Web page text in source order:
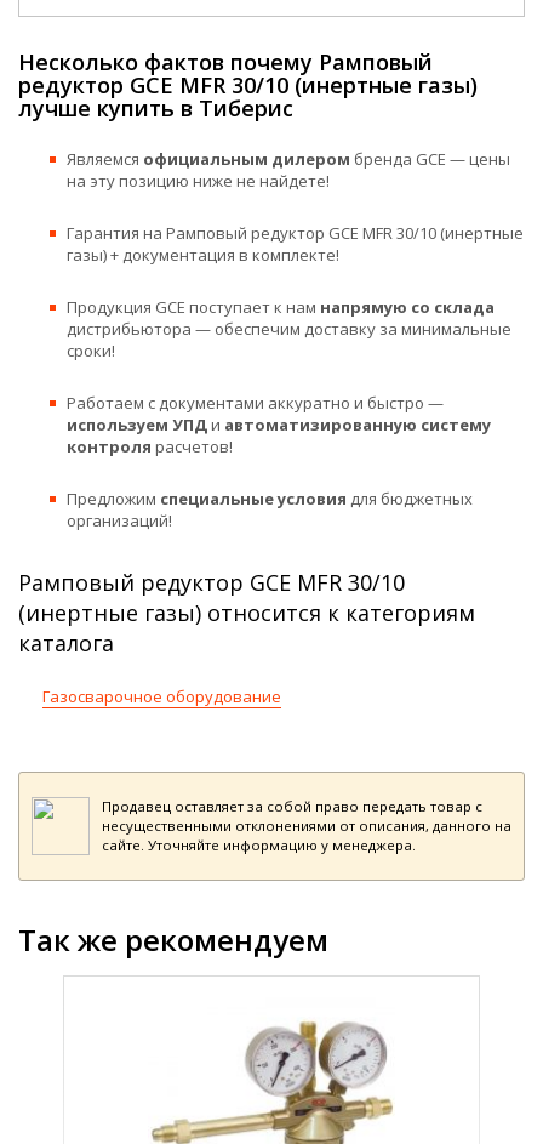
Несколько фактов почему Рамповый
редуктор GCE MFR 30/10 (инертные газы)
лучше купить в Тиберис
Являемся официальным дилером бренда GCE — цены
на эту позицию ниже не найдете!
Гарантия на Рамповый редуктор GCE MFR 30/10 (инертные
газы) + документация в комплекте!
Продукция GCE поступает к нам напрямую со склада
дистрибьютора — обеспечим доставку за минимальные
сроки!
Работаем с документами аккуратно и быстро —
используем УПДи автоматизированную систему
контроля расчетов!
Предложим специальные условия для бюджетных
организаций!
Рамповый редуктор GCE MFR 30/10
(инертные газы) относится к категориям
каталога
Газосварочное оборудование
Продавец оставляет за собой право передать товар с
несущественными отклонениями от описания, данного на
сайте. Уточняйте информацию у менеджера.
Так же рекомендуем